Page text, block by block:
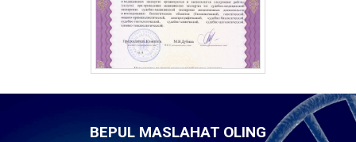
BEPUL MASLAHAT OLING